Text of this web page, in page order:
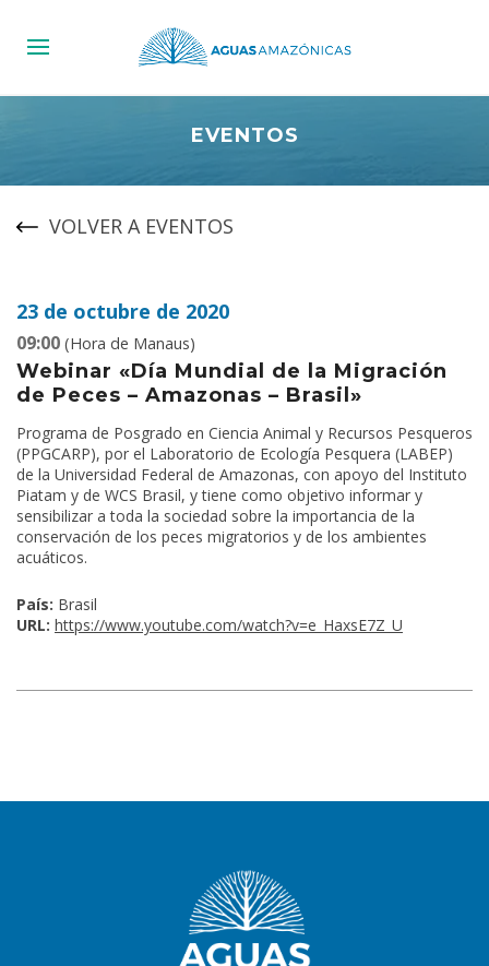
EVENTOS
VOLVER A EVENTOS
23 de octubre de 2020
09:00 (Hora de Manaus)
Webinar «Día Mundial de la Migración
de Peces – Amazonas – Brasil»
Programa de Posgrado en Ciencia Animal y Recursos Pesqueros
(PPGCARP), por el Laboratorio de Ecología Pesquera (LABEP)
de la Universidad Federal de Amazonas, con apoyo del Instituto
Piatam y de WCS Brasil, y tiene como objetivo informar y
sensibilizar a toda la sociedad sobre la importancia de la
conservación de los peces migratorios y de los ambientes
acuáticos.
País: Brasil
URL: https://www.youtube.com/watch?v=e_HaxsE7Z_U